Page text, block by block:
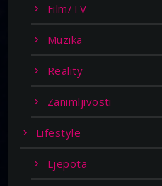
Film/TV
Muzika
Reality
Zanimljivosti
Lifestyle
Ljepota